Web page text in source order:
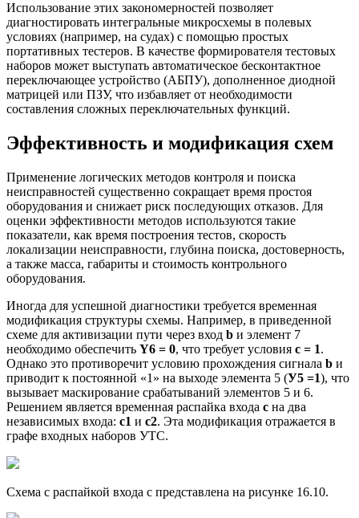
Использование этих закономерностей позволяет
диагностировать интегральные микросхемы в полевых
условиях (например, на судах) с помощью простых
портативных тестеров. В качестве формирователя тестовых
наборов может выступать автоматическое бесконтактное
переключающее устройство (АБПУ), дополненное диодной
матрицей или ПЗУ, что избавляет от необходимости
составления сложных переключательных функций.
Эффективность и модификация схем
Применение логических методов контроля и поиска
неисправностей существенно сокращает время простоя
оборудования и снижает риск последующих отказов. Для
оценки эффективности методов используются такие
показатели, как время построения тестов, скорость
локализации неисправности, глубина поиска, достоверность,
а также масса, габариты и стоимость контрольного
оборудования.
Иногда для успешной диагностики требуется временная
модификация структуры схемы. Например, в приведенной
схеме для активизации пути через вход b и элемент 7
необходимо обеспечить Y6 = 0, что требует условия c = 1.
Однако это противоречит условию прохождения сигнала b и
приводит к постоянной «1» на выходе элемента 5 (У5 =1), что
вызывает маскирование срабатываний элементов 5 и 6.
Решением является временная распайка входа c на два
независимых входа: c1 и c2. Эта модификация отражается в
графе входных наборов УТС.
Схема с распайкой входа с представлена на рисунке 16.10.